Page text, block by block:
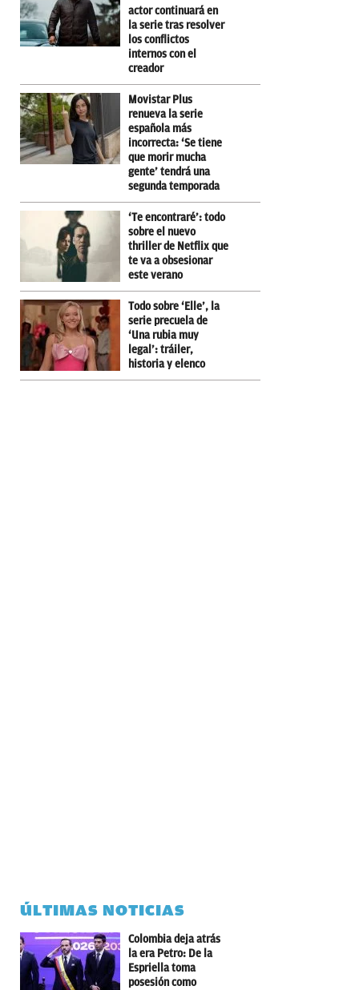
actor continuará en
la serie tras resolver
los conflictos
internos con el
creador
Movistar Plus
renueva la serie
española más
incorrecta: ‘Se tiene
que morir mucha
gente’ tendrá una
segunda temporada
‘Te encontraré’: todo
sobre el nuevo
thriller de Netflix que
te va a obsesionar
este verano
Todo sobre ‘Elle’, la
serie precuela de
‘Una rubia muy
legal’: tráiler,
historia y elenco
ÚLTIMAS NOTICIAS
Colombia deja atrás
la era Petro: De la
Espriella toma
posesión como